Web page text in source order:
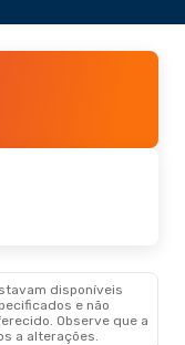
disponíveis
e não
Observe que a
a alterações.